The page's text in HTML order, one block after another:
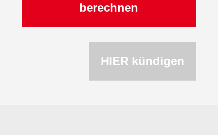
berechnen
HIER kündigen